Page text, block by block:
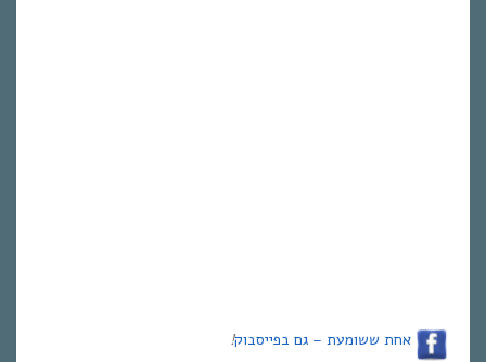
אחת ששומעת – גם בפייסבוק!